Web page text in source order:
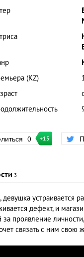
(KZ)
0 +15
3
устраивается
дефект, и
проявление
связать с ним свою